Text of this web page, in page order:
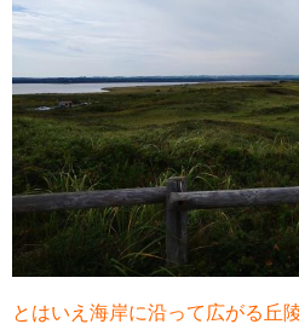
とはいえ海岸に沿って広がる丘